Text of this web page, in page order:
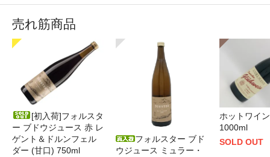
売れ筋商品
[初入荷]フォルスタ
ー ブドウジュース 赤 レ
ゲント＆ドルンフェル
ダー (甘口) 750ml
フォルスター ブド
ウジュース ミュラー・
ホットワイ
1000ml
SOLD OUT